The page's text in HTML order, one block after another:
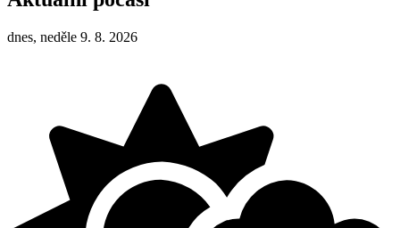
dnes, neděle 9. 8. 2026